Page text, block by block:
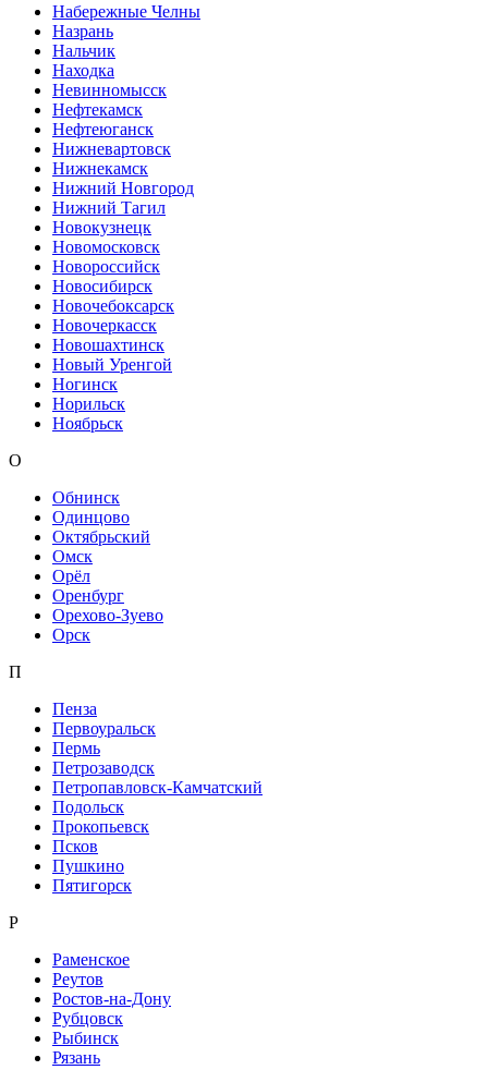
Набережные Челны
Назрань
Нальчик
Находка
Невинномысск
Нефтекамск
Нефтеюганск
Нижневартовск
Нижнекамск
Нижний Новгород
Нижний Тагил
Новокузнецк
Новомосковск
Новороссийск
Новосибирск
Новочебоксарск
Новочеркасск
Новошахтинск
Новый Уренгой
Ногинск
Норильск
Ноябрьск
О
Обнинск
Одинцово
Октябрьский
Омск
Орёл
Оренбург
Орехово-Зуево
Орск
П
Пенза
Первоуральск
Пермь
Петрозаводск
Петропавловск-Камчатский
Подольск
Прокопьевск
Псков
Пушкино
Пятигорск
Р
Раменское
Реутов
Ростов-на-Дону
Рубцовск
Рыбинск
Рязань